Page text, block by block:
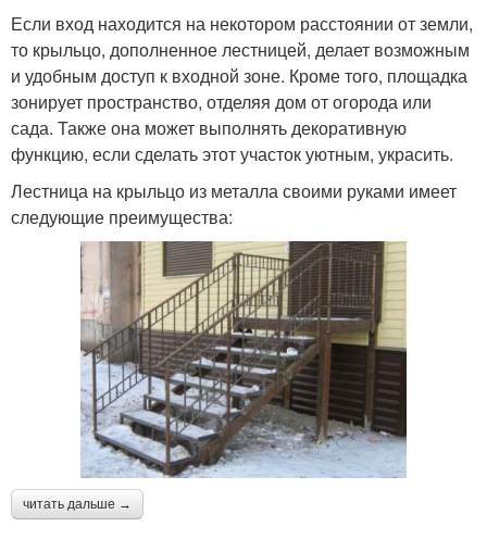
Если вход находится на некотором расстоянии от земли,
то крыльцо, дополненное лестницей, делает возможным
и удобным доступ к входной зоне. Кроме того, площадка
зонирует пространство, отделяя дом от огорода или
сада. Также она может выполнять декоративную
функцию, если сделать этот участок уютным, украсить.
Лестница на крыльцо из металла своими руками имеет
следующие преимущества:
читать дальше →